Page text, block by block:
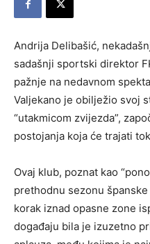
Andrija Delibašić,
sadašnji sportski direktor
pažnje na nedavnom
Valjekano je obilježio svoj
“utakmicom zvijezda”,
postojanja koja će trajati
Ovaj klub, poznat kao
prethodnu sezonu
korak iznad opasne zone
događaju bila je izuzetno